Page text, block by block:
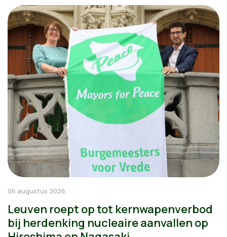
06 augustus 2026
Leuven roept op tot kernwapenverbod
bij herdenking nucleaire aanvallen op